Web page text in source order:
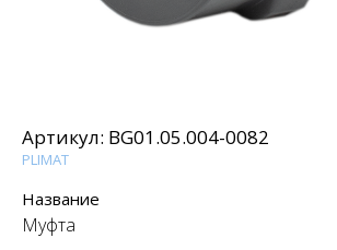
Артикул: BG01.05.004-0082
PLIMAT
Название
Муфта